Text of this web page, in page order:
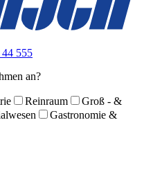
555
an?
Reinraum
Groß - &
Gastronomie &